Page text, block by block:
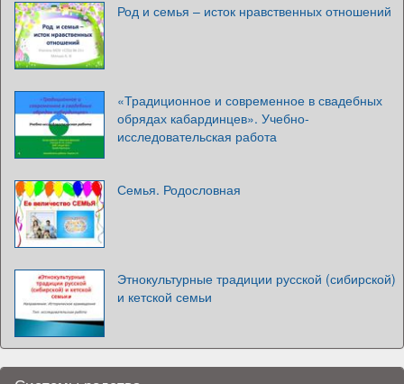
Род и семья – исток нравственных отношений
«Традиционное и современное в свадебных
обрядах кабардинцев». Учебно-
исследовательская работа
Семья. Родословная
Этнокультурные традиции русской (сибирской)
и кетской семьи